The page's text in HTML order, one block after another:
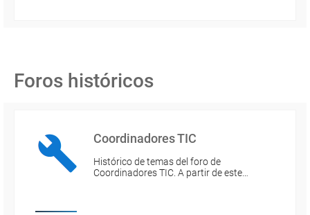
Foros históricos
Coordinadores TIC
Histórico de temas del foro de
Coordinadores TIC. A partir de este…